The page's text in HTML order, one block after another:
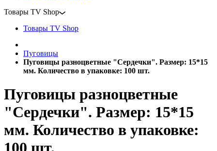
Товары TV Shop
Товары TV Shop
Пуговицы
Пуговицы разноцветные "Сердечки". Размер: 15*15
мм. Количество в упаковке: 100 шт.
Пуговицы разноцветные
"Сердечки". Размер: 15*15
мм. Количество в упаковке: